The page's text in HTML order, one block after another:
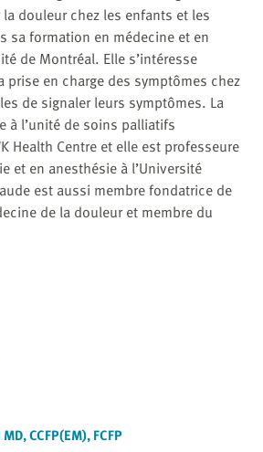
douleur chez les enfants et les
sa formation en médecine et en
de Montréal. Elle s’intéresse
prise en charge des symptômes chez
de signaler leurs symptômes. La
à l’unité de soins palliatifs
Health Centre et elle est professeure
et en anesthésie à l’Université
est aussi membre fondatrice de
de la douleur et membre du
CCFP(EM), FCFP